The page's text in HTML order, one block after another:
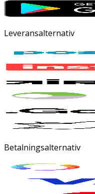
Leveransalternativ
Betalningsalternativ